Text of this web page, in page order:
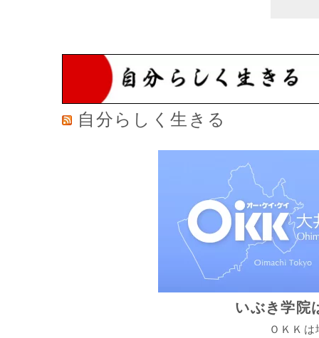
自分らしく生きる
いぶき学院
ＯＫＫ